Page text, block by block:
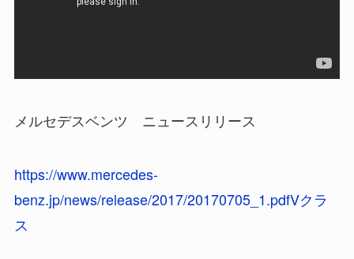
メルセデスベンツ ニュースリリース
https://www.mercedes-
benz.jp/news/release/2017/20170705_1.pdfVクラ
ス